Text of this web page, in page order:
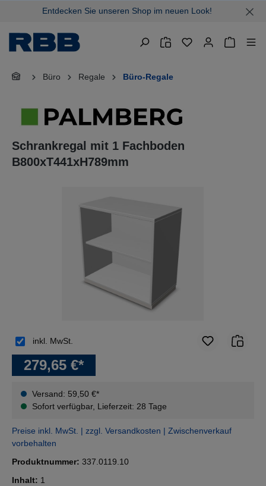
springenEntdecken Sie unseren Shop im neuen Look!
Büro Regale Büro-Regale
Schrankregal mit 1 Fachboden
B800xT441xH789mm
279,65 €*
Versand: 59,50 €*
Sofort verfügbar, Lieferzeit: 28 Tage
inkl. MwSt.
Preise inkl. MwSt. | zzgl. Versandkosten | Zwischenverkauf
vorbehalten
Produktnummer: 337.0119.10
Inhalt: 1